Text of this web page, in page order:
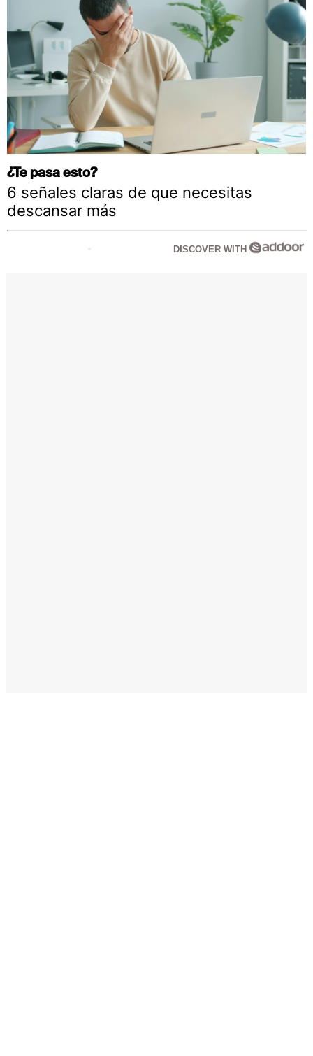
¿Te pasa esto?
6 señales claras de que necesitas
descansar más
DISCOVER WITH